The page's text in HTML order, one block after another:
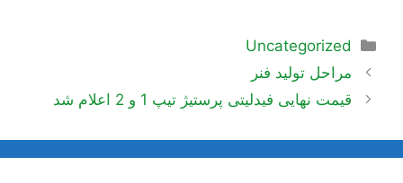
دسته‌ها
Uncategorized
ناوبری
نوشته‌ها
مراحل تولید فنر
قیمت نهایی فیدلیتی پرستیژ تیپ 1 و 2 اعلام شد